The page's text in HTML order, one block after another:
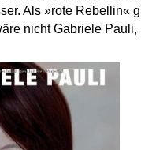
Als »rote Rebellin«
nicht Gabriele Pauli,